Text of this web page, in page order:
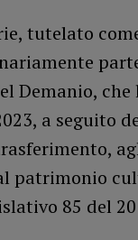
tutelato
Demanio,
a seguito
patrimonio
85 del